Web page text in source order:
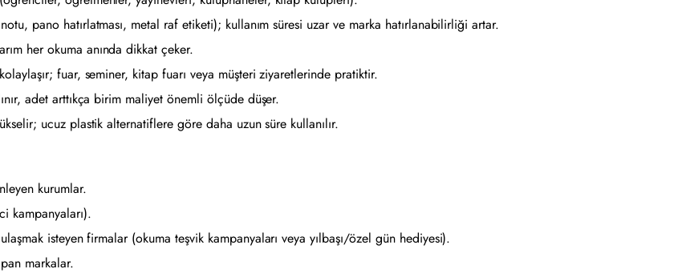
pano hatırlatması, metal raf etiketi); kullanım süresi uzar ve marka hatırlanabilirliği artar.
her okuma anında dikkat çeker.
fuar, seminer, kitap fuarı veya müşteri ziyaretlerinde pratiktir.
adet arttıkça birim maliyet önemli ölçüde düşer.
ucuz plastik alternatiflere göre daha uzun süre kullanılır.
kurumlar.
kampanyaları).
isteyen firmalar (okuma teşvik kampanyaları veya yılbaşı/özel gün hediyesi).
markalar.